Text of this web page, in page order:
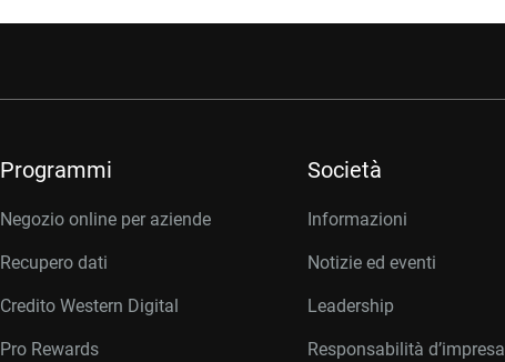
Programmi
Negozio online per aziende
Recupero dati
Credito Western Digital
Pro Rewards
Società
Informazioni
Notizie ed eventi
Leadership
Responsabilità d’impresa